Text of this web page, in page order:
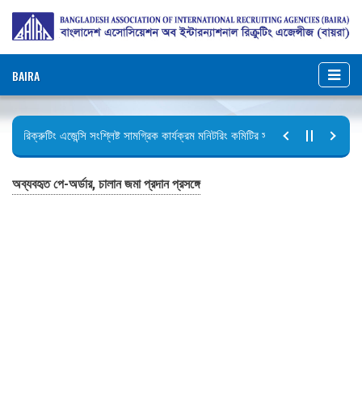
BAIRA
রিক্রুটিং এজেন্সি সংশ্লিষ্ট সামগ্রিক কার্যক্রম মনিটরিং কমিটির সভার কার্যবিবরণী প্রেরণ।
অব্যবহৃত পে-অর্ডার, চালান জমা প্রদান প্রসঙ্গে